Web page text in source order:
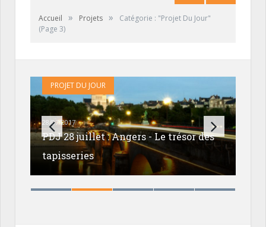
Accueil » Projets »
Catégorie : "Projet Du Jour"
(Page 3)
PROJET DU JOUR
28/07/2017
PDJ 28 juillet : Angers - Le trésor des
tapisseries